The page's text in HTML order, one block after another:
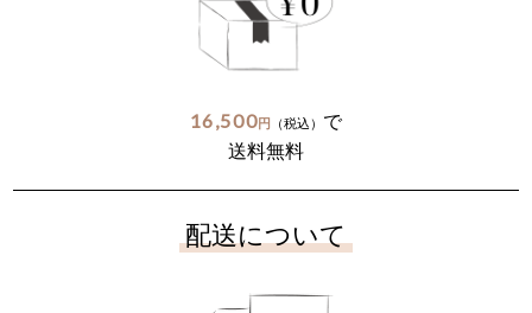
16,500円 （税込） で
送料無料
配送について